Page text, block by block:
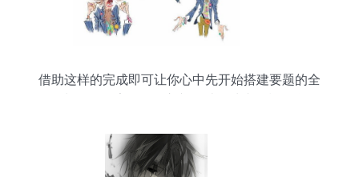
借助这样的完成即可让你心中先开始搭建要题的全
设计起点再度深化前进抵达更高平台打造.】}